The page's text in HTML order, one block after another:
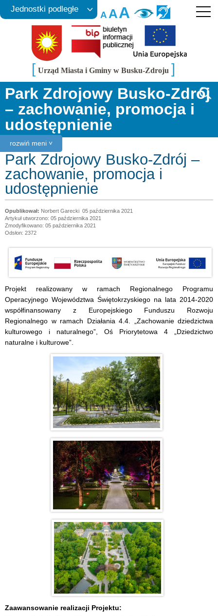
AAA
Jednostki podległe
[ Urząd Miasta i Gminy w Busku-Zdroju ]
rozwiń meni ˅
Park Zdrojowy Busko-Zdrój
– zachowanie, promocja i
udostępnienie
Park Zdrojowy Busko-Zdrój –
zachowanie, promocja i
udostępnienie
Norbert Garecki 05 października 2021
Artykuł utworzono: 05 października 2021
Zmodyfikowano: 05 października 2021
Odsłon: 2372
Projekt realizowany w ramach Regionalnego Programu
Operacyjnego Województwa Świętokrzyskiego na lata 2014-2020
współfinansowany z Europejskiego Funduszu Rozwoju
Regionalnego w ramach Działania 4.4. „Zachowanie dziedzictwa
kulturowego i naturalnego”, Oś Priorytetowa 4 „Dziedzictwo
naturalne i kulturowe”.
Zaawansowanie realizacji Projektu: